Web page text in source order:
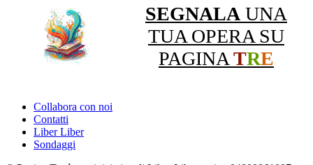
SEGNALAUNA
TUA OPERA SU
PAGINA TRE
Collabora con noi
Contatti
Liber Liber
Sondaggi